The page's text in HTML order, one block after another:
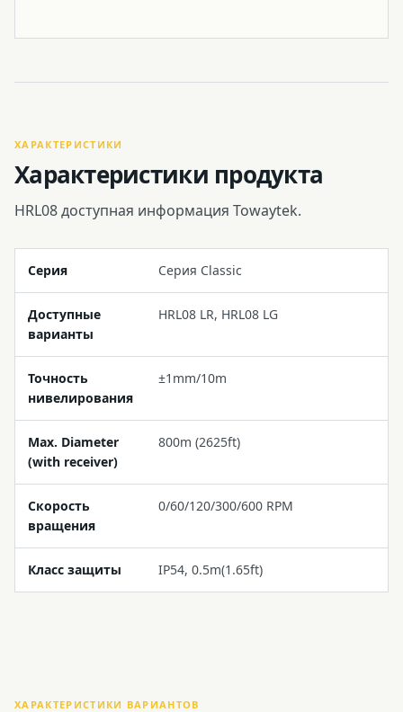
ХАРАКТЕРИСТИКИ
Характеристики продукта
HRL08 доступная информация Towaytek.
Серия Серия Classic
Доступные
варианты
HRL08 LR, HRL08 LG
Точность
нивелирования
±1mm/10m
Max. Diameter
(with receiver)
800m (2625ft)
Скорость
вращения
0/60/120/300/600 RPM
Класс защиты IP54, 0.5m(1.65ft)
ХАРАКТЕРИСТИКИ ВАРИАНТОВ